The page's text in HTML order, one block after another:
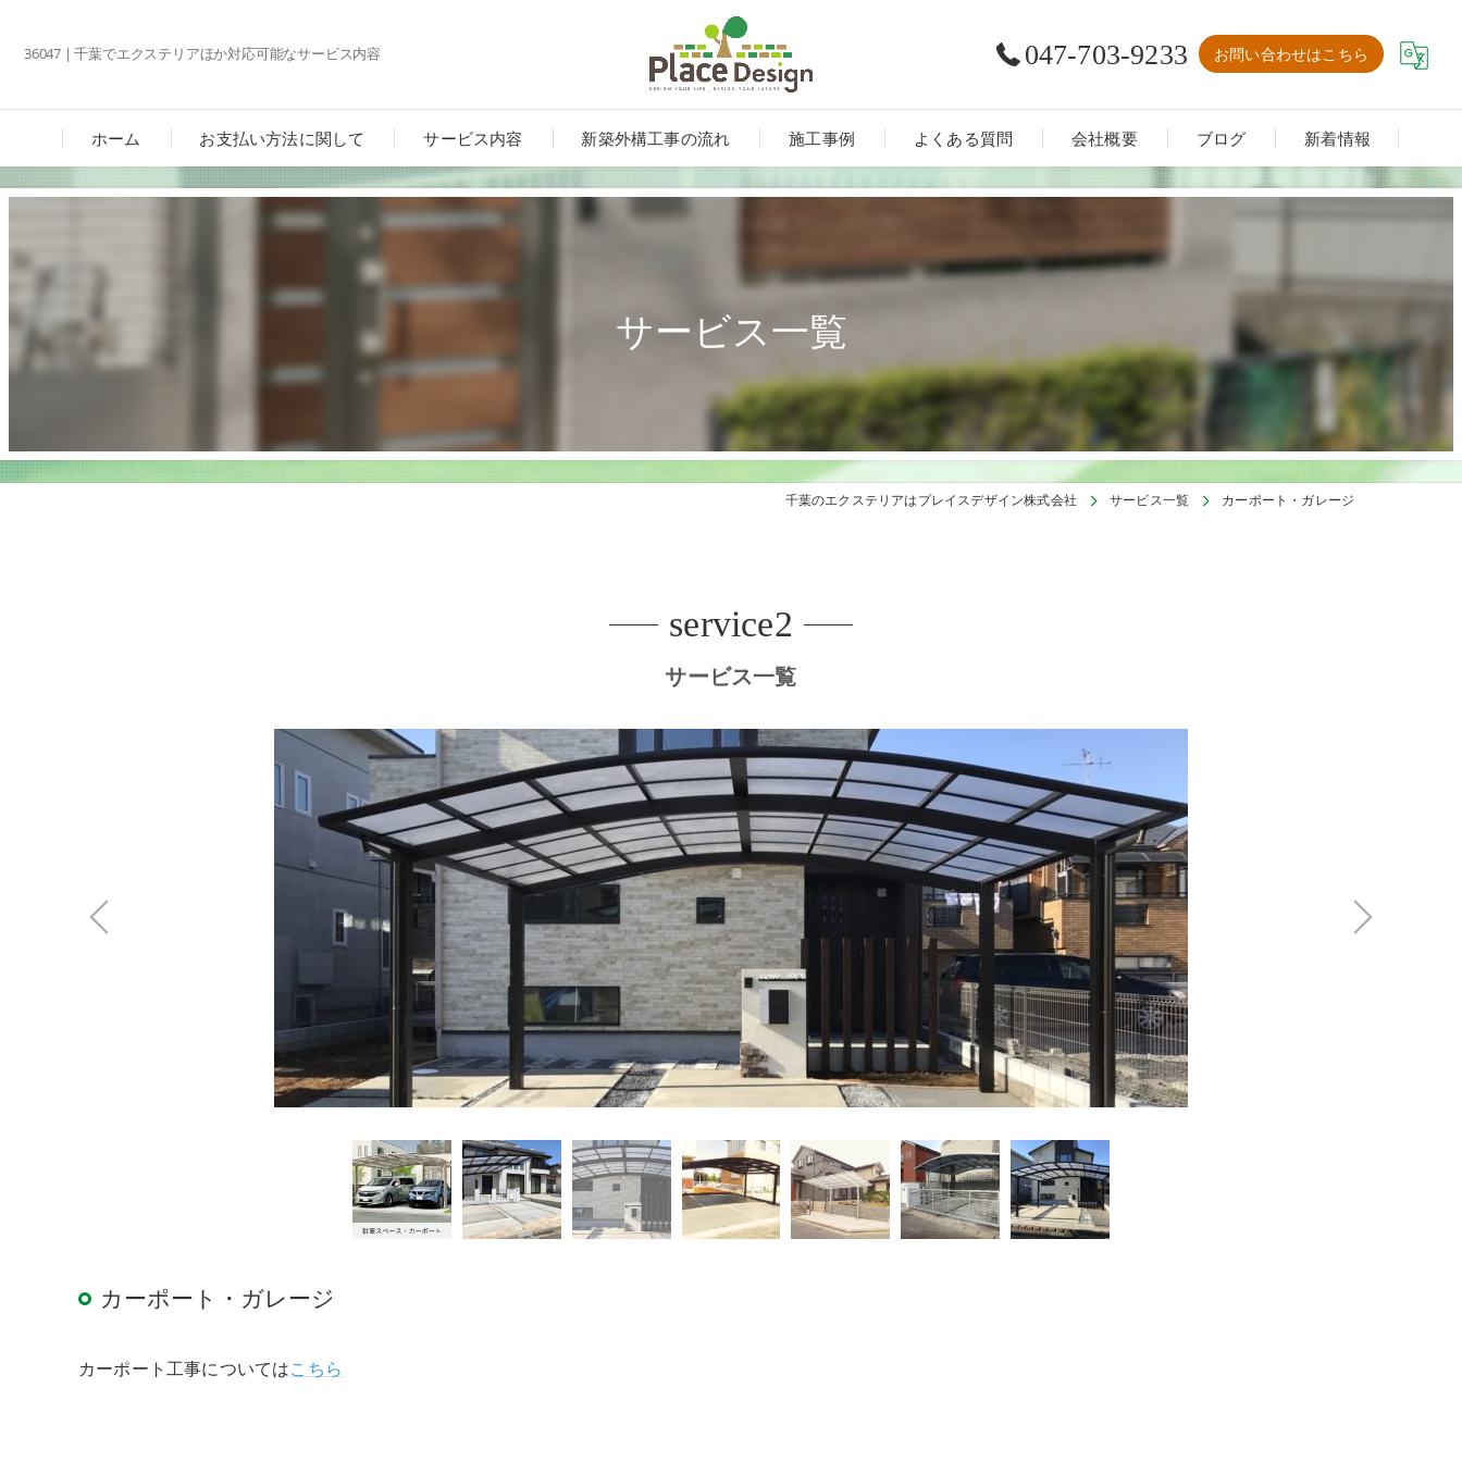
36047 | 千葉でエクステリアほか対応可能なサービス内容 047-703-9233 お問い合わせはこちら
ホーム お支払い方法に関して サービス内容
カーポート
ガーデンルーム・テラス・サンルーム
新築外構工事の流れ 施工事例 よくある質問 会社概要 ブログ 新着情報
サービス一覧
千葉のエクステリアはプレイスデザイン株式会社 サービス一覧 カーポート・ガレージ
サービス一覧
service2
カーポート・ガレージ
カーポート工事についてはこちら